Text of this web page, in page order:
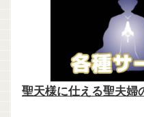
聖天様に仕える聖夫婦